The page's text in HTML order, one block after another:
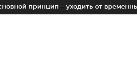
– уходить от временных лотков,